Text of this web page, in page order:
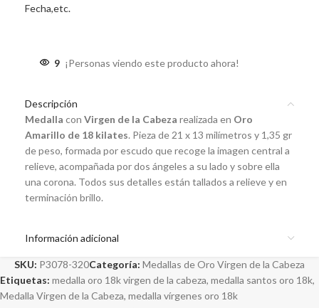
Fecha,etc.
9 ¡Personas viendo este producto ahora!
Descripción
Medalla con Virgen de la Cabeza realizada en Oro
Amarillo de 18 kilates. Pieza de 21 x 13 milímetros y 1,35 gr
de peso, formada por escudo que recoge la imagen central a
relieve, acompañada por dos ángeles a su lado y sobre ella
una corona. Todos sus detalles están tallados a relieve y en
terminación brillo.
Información adicional
SKU: P3078-320Categoría: Medallas de Oro Virgen de la Cabeza
Etiquetas: medalla oro 18k virgen de la cabeza, medalla santos oro 18k,
Medalla Virgen de la Cabeza, medalla vírgenes oro 18k